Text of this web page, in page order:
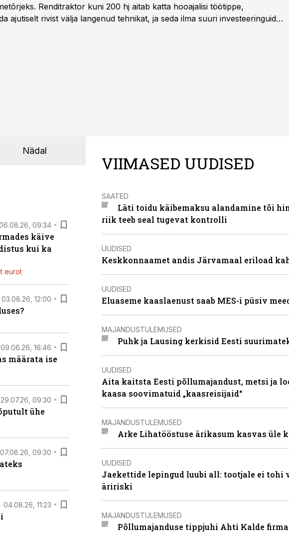
Renditraktor kuni 200 hj aitab katta hooajalisi töötippe,
ajutiselt rivist välja langenud tehnikat, ja seda ilma suuri investeeringuid
Nädal
09:34
käive
kui ka
eurot
03.08.26, 12:00
09.06.26, 16:46
määrata ise
29.07.26, 09:30
ühe
07.08.26, 09:30
04.08.26, 11:23
VIIMASED UUDISED
SAATED
Läti toidu käibemaksu alandamine tõi
riik teeb seal tugevat kontrolli
UUDISED
Keskkonnaamet andis Järvamaal eriload
UUDISED
Eluaseme kaaslaenust saab MES-i püsiv
MAJANDUSTULEMUSED
Puhk ja Lausing kerkisid Eesti
UUDISED
Aita kaitsta Eesti põllumajandust, metsi ja
kaasa soovimatuid „kaasreisijaid“
MAJANDUSTULEMUSED
Arke Lihatööstuse ärikasum kasvas üle
UUDISED
Jaekettide lepingud luubi all: tootjale ei tohi
äririski
MAJANDUSTULEMUSED
Põllumajanduse tippjuhi Ahti Kalde